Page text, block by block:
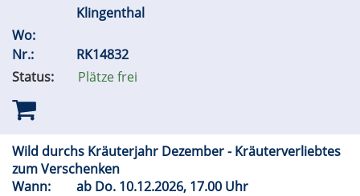
Klingenthal
Wo:
Nr.:
RK14832
Status:
Plätze frei
Wild durchs Kräuterjahr Dezember - Kräuterverliebtes
zum Verschenken
Wann:
ab Do. 10.12.2026, 17.00 Uhr